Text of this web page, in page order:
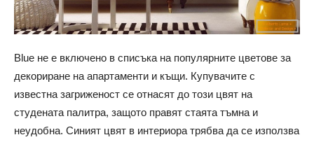
Blue не е включено в списъка на популярните цветове за
декориране на апартаменти и къщи. Купувачите с
известна загриженост се отнасят до този цвят на
студената палитра, защото правят стаята тъмна и
неудобна. Синият цвят в интериора трябва да се използва